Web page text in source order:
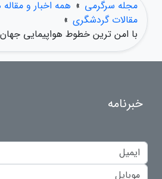
مجله سرگرمی » همه اخبار و مقاله
مقالات گردشگری »
با امن ترین خطوط هواپیمایی
خبرنامه